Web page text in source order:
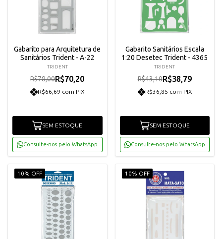
Gabarito para Arquitetura de
Sanitários Trident - A-22
TRIDENT
R$78,00R$70,20
R$66,69 com PIX
SEM ESTOQUE
Consulte-nos pelo WhatsApp
Gabarito Sanitários Escala
1:20 Desetec Trident - 4365
TRIDENT
R$43,10R$38,79
R$36,85 com PIX
SEM ESTOQUE
Consulte-nos pelo WhatsApp
10% OFF 10% OFF